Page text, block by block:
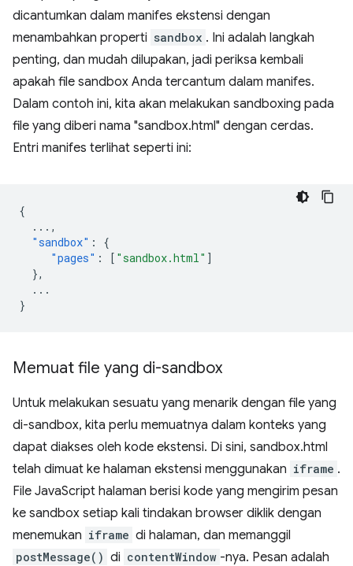
dicantumkan dalam manifes ekstensi dengan
menambahkan properti sandbox . Ini adalah langkah
penting, dan mudah dilupakan, jadi periksa kembali
apakah file sandbox Anda tercantum dalam manifes.
Dalam contoh ini, kita akan melakukan sandboxing pada
file yang diberi nama "sandbox.html" dengan cerdas.
Entri manifes terlihat seperti ini:
{
... ,
"sandbox" :
{
"pages" : [ "sandbox.html" ]
},
...
}
Memuat file yang di-sandbox
Untuk melakukan sesuatu yang menarik dengan file yang
di-sandbox, kita perlu memuatnya dalam konteks yang
dapat diakses oleh kode ekstensi. Di sini, sandbox.html
telah dimuat ke halaman ekstensi menggunakan iframe .
File JavaScript halaman berisi kode yang mengirim pesan
ke sandbox setiap kali tindakan browser diklik dengan
menemukan iframe di halaman, dan memanggil
postMessage() di contentWindow -nya. Pesan adalah